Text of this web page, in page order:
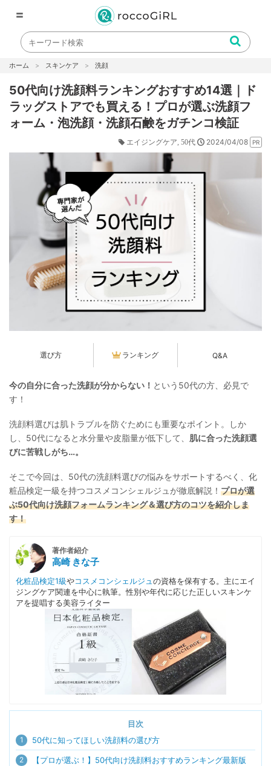
〓
ホーム スキンケア 洗顔
50代向け洗顔料ランキングおすすめ14選｜ド
ラッグストアでも買える！プロが選ぶ洗顔フ
ォーム・泡洗顔・洗顔石鹸をガチンコ検証
エイジングケア 50代 2024/04/08
選び方 ランキング Q&A
今の自分に合った洗顔が分からない！ という50代の方、必見で
す！
洗顔料選びは肌トラブルを防ぐためにも重要なポイント。しか
し、50代になると水分量や皮脂量が低下して、 肌に合った洗顔選
びに苦戦しがち…。
そこで今回は、50代の洗顔料選びの悩みをサポートするべく、化
粧品検定一級を持つコスメコンシェルジュが徹底解説！ プロが選
ぶ50代向け洗顔フォームランキング＆選び方のコツを紹介しま
す！
著作者紹介
高崎 きな子
化粧品検定1級やコスメコンシェルジュの資格を保有する。主にエイ
ジングケア関連を中心に執筆。性別や年代に応じた正しいスキンケ
アを提唱する美容ライター
目次
1 50代に知ってほしい洗顔料の選び方
2 【プロが選ぶ！】50代向け洗顔料おすすめランキング最新版